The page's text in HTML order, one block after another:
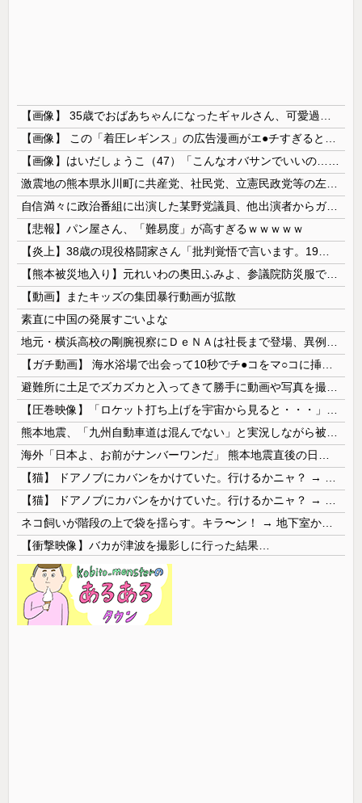
自信満々に政治番組に出演した某野党議員、他出演者からガバっぷりを指摘されて袋叩きにされるも……
【悲報】パン屋さん、「難易度」が高すぎるｗｗｗｗｗ
【動画】またキッズの集団暴行動画が拡散
素直に中国の発展すごいよな
【衝撃映像】バカが津波を撮影しに行った結果…